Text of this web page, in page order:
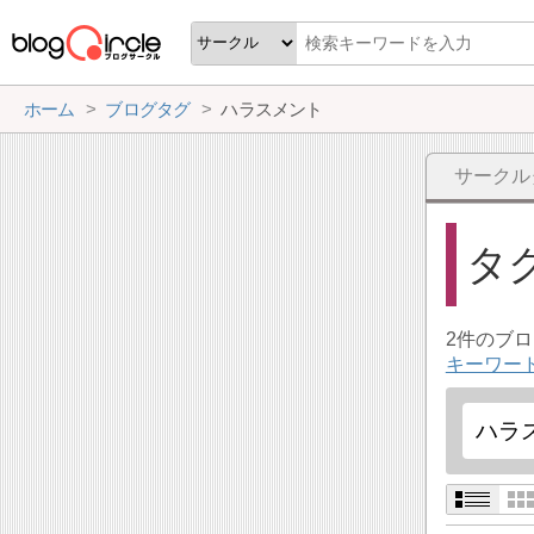
ホーム ブログタグ ハラスメント
サーク
タ
2件のブ
キーワー